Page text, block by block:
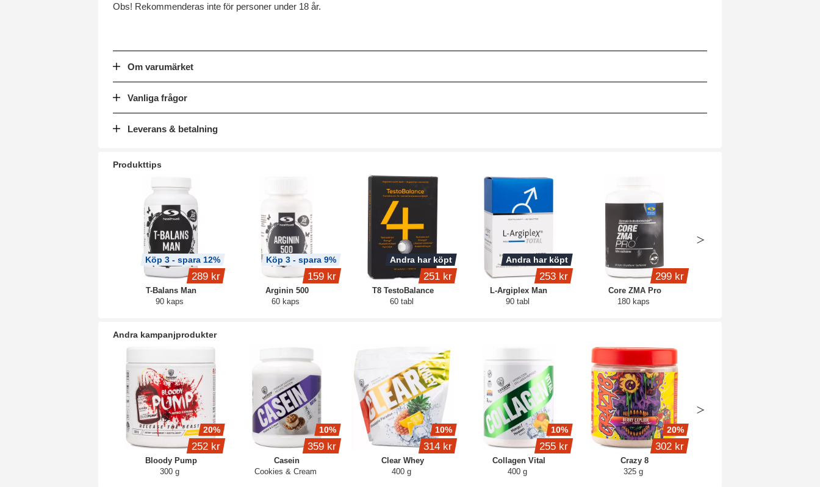
Obs! Rekommenderas inte för personer under 18 år.
Om varumärket
Vanliga frågor
Leverans & betalning
Produkttips
T-Balans Man
90 kaps
Köp 3 - spara 12%
289 kr
Arginin 500
60 kaps
Köp 3 - spara 9%
159 kr
T8 TestoBalance
60 tabl
Andra har köpt
251 kr
L-Argiplex Man
90 tabl
Andra har köpt
253 kr
Core ZMA Pro
180 kaps
299 kr
Andra kampanjprodukter
Bloody Pump
300 g
20%
252 kr
Casein
Cookies & Cream
10%
359 kr
Clear Whey
400 g
10%
314 kr
Collagen Vital
400 g
10%
255 kr
Crazy 8
325 g
20%
302 kr